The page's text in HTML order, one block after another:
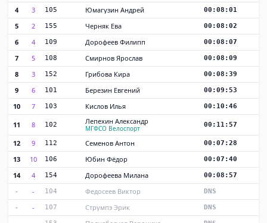
4 3 105 Юмагузин Андрей 00:08:01
5 2 155 Черняк Ева 00:08:02
6 4 109 Дорофеев Филипп 00:08:07
7 5 108 Смирнов Ярослав 00:08:09
8 3 152 Грибова Кира 00:08:39
9 6 101 Березин Евгений 00:09:53
10 7 103 Кислов Илья 00:10:46
11 8 102 Лепехин Александр
МГФСО Велоспорт 00:11:57
12 9 112 Семенов Антон 00:07:28
13 10 106 Юбин Фёдор 00:07:40
14 4 154 Дорофеева Милана 00:08:57
- - 104 Федосеев Виктор DNS
- - 107 Струмпэ Эрик DNS